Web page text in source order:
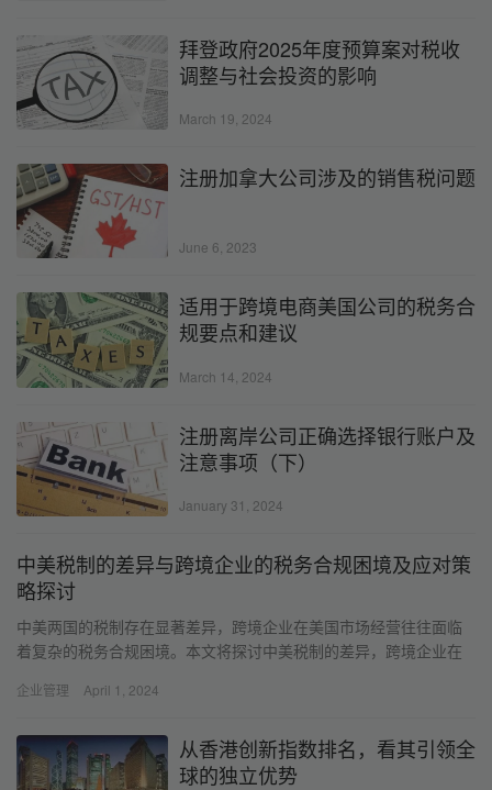
拜登政府2025年度预算案对税收
调整与社会投资的影响
March 19, 2024
注册加拿大公司涉及的销售税问题
June 6, 2023
适用于跨境电商美国公司的税务合
规要点和建议
March 14, 2024
注册离岸公司正确选择银行账户及
注意事项（下）
January 31, 2024
中美税制的差异与跨境企业的税务合规困境及应对策
略探讨
中美两国的税制存在显著差异，跨境企业在美国市场经营往往面临
着复杂的税务合规困境。本文将探讨中美税制的差异，跨境企业在
企业管理 April 1, 2024
从香港创新指数排名，看其引领全
球的独立优势